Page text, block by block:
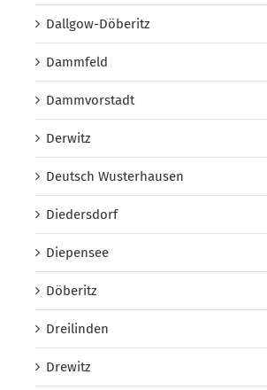
Dallgow-Döberitz
Dammfeld
Dammvorstadt
Derwitz
Deutsch Wusterhausen
Diedersdorf
Diepensee
Döberitz
Dreilinden
Drewitz